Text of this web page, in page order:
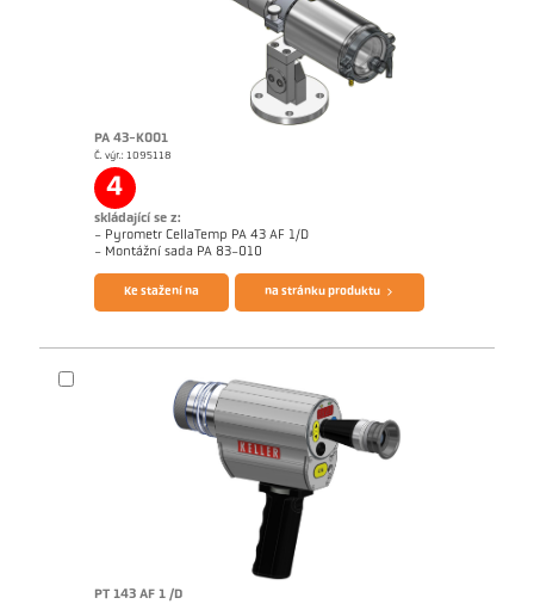
PA 43-K001
Č. výr.: 1095118
4
skládající se z:
- Pyrometr CellaTemp PA 43 AF 1/D
- Montážní sada PA 83-010
Brožura CellaTemp PA Questionnaire Radiation Pyrometers
Ke stažení na na stránku produktu
PT 143 AF 1 /D